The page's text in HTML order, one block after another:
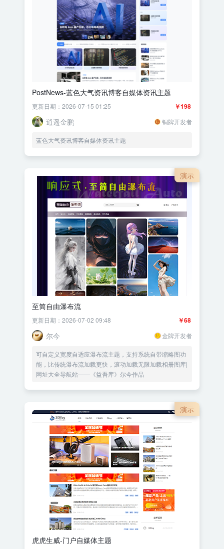
PostNews-蓝色大气资讯博客自媒体资讯主题
￥198
更新日期：2026-07-15 01:25
逍遥金鹏 铜牌开发者
蓝色大气资讯博客自媒体资讯主题
演示
至简自由瀑布流
￥68
更新日期：2026-07-02 09:48
尔今 金牌开发者
可自定义宽度自适应瀑布流主题，支持系统自带缩略图功
能，比传统瀑布流加载更快，滚动加载无限加载相册图库|
网址大全导航站——《益吾库》尔今作品
演示
虎虎生威-门户自媒体主题